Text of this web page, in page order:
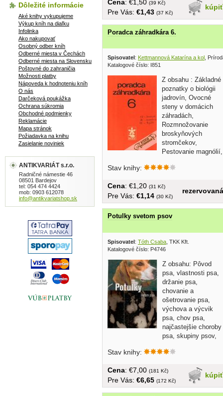
kúpiť
Cena: €1,50 (39 Kč)
Pre Vás: €1,43 (37 Kč)
Poradca záhradkára 6.
Spisovatel : Kettmannová Katarína a kol ,
Katalogové číslo: I851
Z obsahu : Základné
poznatky o biológii
jadrovín, Ovocné
steny v domácich
záhradách,
Rozmnožovanie
broskyňových
stromčekov,
Pestovanie magnólií,
Stav knihy:
rezervovaná
Cena: €1,20 (31 Kč)
Pre Vás: €1,14 (30 Kč)
Potulky svetom psov
Spisovatel: Tóth Csaba , TKK Kft.
Katalogové číslo: P4746
Z obsahu: Pôvod
psa, vlastnosti psa,
držanie psa,
chovanie a
ošetrovanie psa,
výchova a výcvik
psa, chov psa,
najčastejšie choroby
psa, skupiny psov,
Stav knihy:
kúpiť
Cena: €7,00 (181 Kč)
Pre Vás: €6,65 (172 Kč)
Dôležité informácie
Aké knihy vykupujeme
Výkup kníh na diaľku
Infolinka
Ako nakupovať
Osobný odber kníh
Odberné miesta v Čechách
Odberné miesta na Slovensku
Poštovné do zahraničia
Možnosti platby
Nápoveda k hodnoteniu kníh
O nás
Darčeková poukážka
Ochrana súkromia
Obchodné podmienky
Reklamácie
Mapa stránok
Požiadavka na knihu
Zasielanie noviniek
ANTIKVARIÁT s.r.o.
Radničné námestie 46
08501 Bardejov
tel: 054 474 4424
mob: 0903 612078
info@antikvariatshop.sk